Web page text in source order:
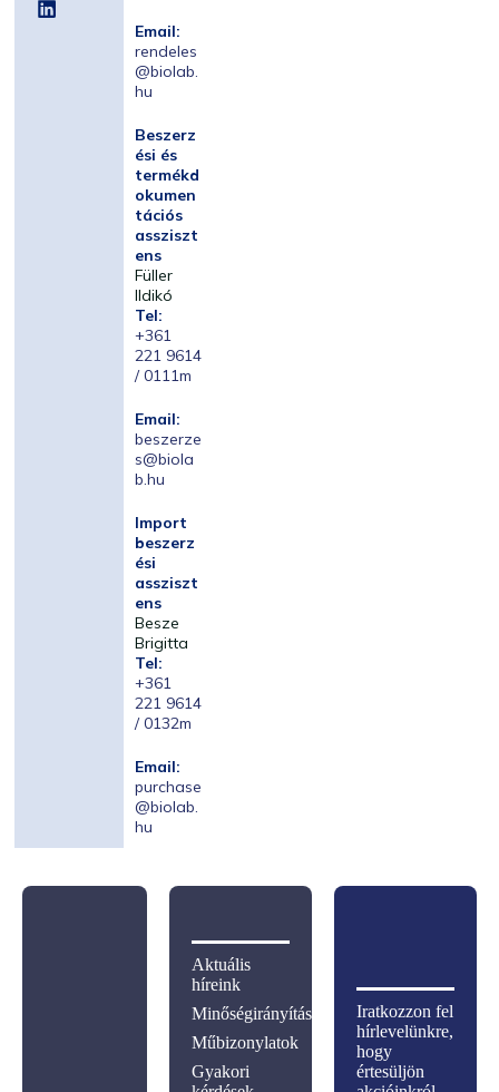
Email:
rendeles
@biolab.
hu
Beszerz
ési és
termékd
okumen
tációs
assziszt
ens
Füller
Ildikó
Tel:
+361
221 9614
/ 0111m
Email:
beszerze
s@biola
b.hu
Import
beszerz
ési
assziszt
ens
Besze
Brigitta
Tel:
+361
221 9614
/ 0132m
Email:
purchase
@biolab.
hu
Iratkozzon fel
hírlevelünkre,
hogy
értesüljön
Aktuális
híreink
Minőségirányítás
Műbizonylatok
Gyakori